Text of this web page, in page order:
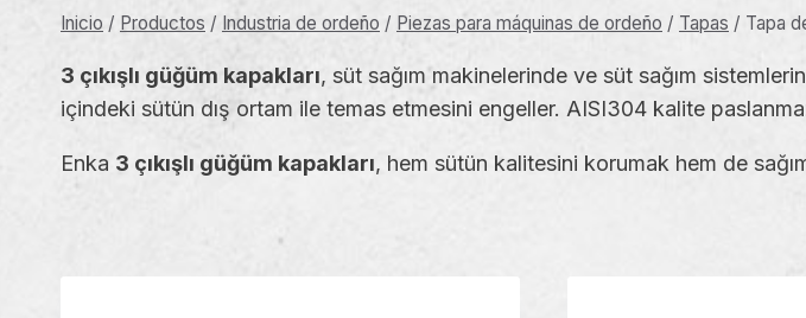
Inicio / Productos / Industria de ordeño / Piezas para máquinas de ordeño / Tapas / Tapa
3 çıkışlı güğüm kapakları, süt sağım makinelerinde ve süt sağım
içindeki sütün dış ortam ile temas etmesini engeller. AISI304 kalite
Enka 3 çıkışlı güğüm kapakları, hem sütün kalitesini korumak hem de